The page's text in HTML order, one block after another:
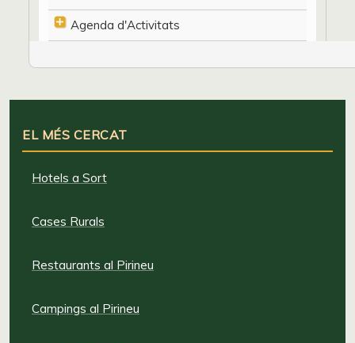
Agenda d'Activitats
EL MÉS CERCAT
Hotels a Sort
Cases Rurals
Restaurants al Pirineu
Campings al Pirineu